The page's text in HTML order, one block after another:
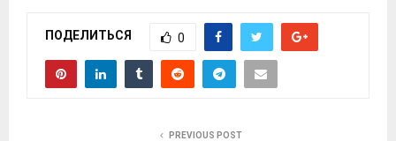
ПОДЕЛИТЬСЯ 0
PREVIOUS POST